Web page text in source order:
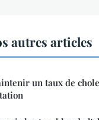
autres articles
un taux de